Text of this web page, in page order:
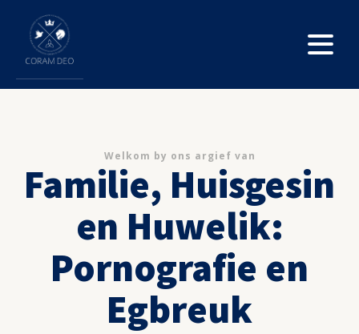
Welkom by ons argief van
Familie, Huisgesin
en Huwelik:
Pornografie en
Egbreuk